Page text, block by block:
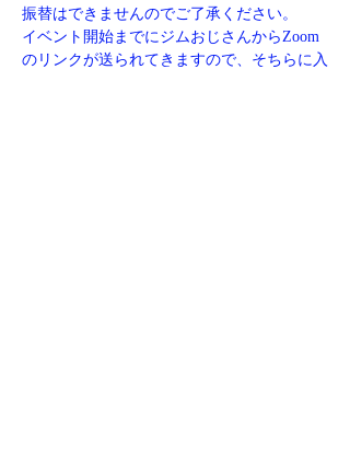
振替はできませんのでご了承ください。
イベント開始までにジムおじさんからZoom
のリンクが送られてきますので、そちらに入